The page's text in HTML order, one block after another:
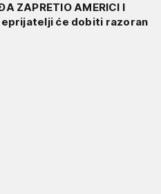
ZAPRETIO AMERICI I
će dobiti razoran